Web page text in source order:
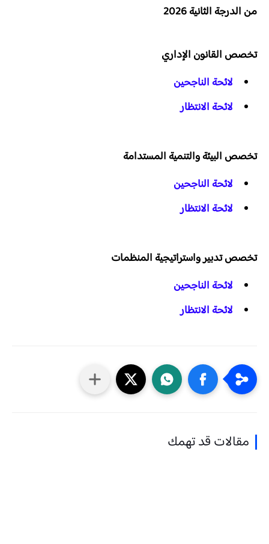
من الدرجة الثانية 2026
تخصص القانون الإداري
لائحة الناجحين
لائحة الانتظار
تخصص البيئة والتنمية المستدامة
لائحة الناجحين
لائحة الانتظار
تخصص تدبير واستراتيجية المنظمات
لائحة الناجحين
لائحة الانتظار
مقالات قد تهمك